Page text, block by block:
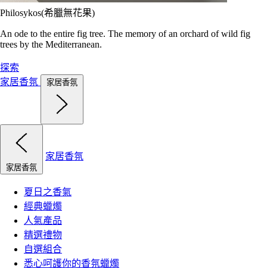
Philosykos(希臘無花果)
An ode to the entire fig tree. The memory of an orchard of wild fig
trees by the Mediterranean.
探索
家居香氛
家居香氛
家居香氛
家居香氛
夏日之香氣
經典蠟燭
人氣產品
精選禮物
自選組合
悉心呵護你的香氛蠟燭